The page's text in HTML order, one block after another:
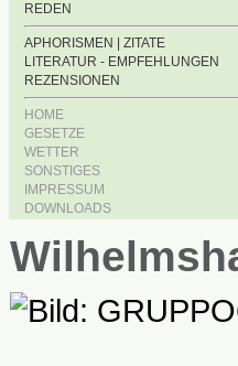
REDEN
APHORISMEN | ZITATE
LITERATUR - EMPFEHLUNGEN
REZENSIONEN
HOME
GESETZE
WETTER
SONSTIGES
IMPRESSUM
DOWNLOADS